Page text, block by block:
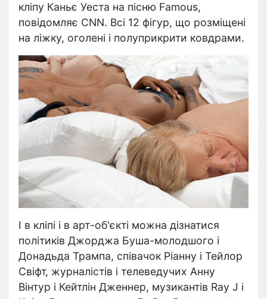
кліпу Каньє Уеста на пісню Famous,
повідомляє CNN. Всі 12 фігур, що розміщені
на ліжку, оголені і полуприкрити ковдрами.
І в кліпі і в арт-об'єкті можна дізнатися
політиків Джорджа Буша-молодшого і
Донадьда Трампа, співачок Ріанну і Тейлор
Свіфт, журналістів і телеведучих Анну
Вінтур і Кейтлін Дженнер, музикантів Ray J і